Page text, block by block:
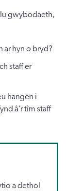
gwybodaeth,
ar hyn o bryd?
staff er
hangen i
â’r tîm staff
a dethol